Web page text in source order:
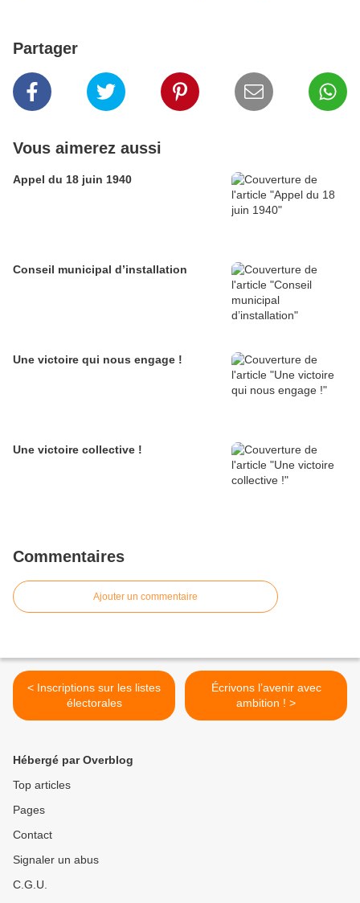
Partager
Vous aimerez aussi
Appel du 18 juin 1940
Conseil municipal d’installation
Une victoire qui nous engage !
Une victoire collective !
Commentaires
Ajouter un commentaire
< Inscriptions sur les listes
électorales
Écrivons l’avenir avec
ambition ! >
Hébergé par Overblog
Top articles
Pages
Contact
Signaler un abus
C.G.U.